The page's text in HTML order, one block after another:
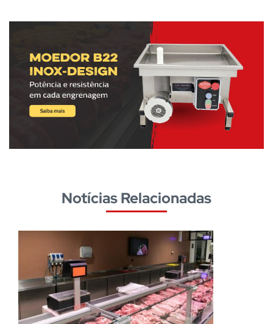
Notícias Relacionadas